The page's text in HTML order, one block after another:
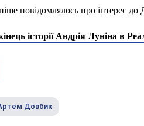
повідомлялось про інтерес до
історії Андрія Луніна в
Довбик